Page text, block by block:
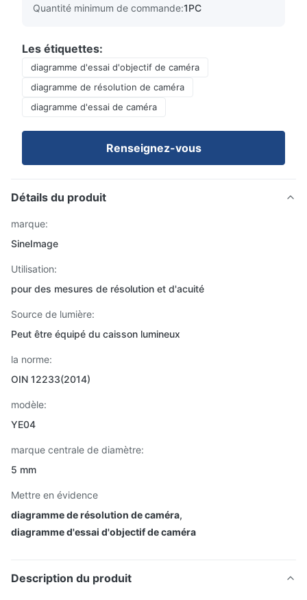
Quantité minimum de commande:1PC
Les étiquettes:
diagramme d'essai d'objectif de caméra
diagramme de résolution de caméra
diagramme d'essai de caméra
Renseignez-vous
Détails du produit
marque:
SineImage
Utilisation:
pour des mesures de résolution et d'acuité
Source de lumière:
Peut être équipé du caisson lumineux
la norme:
OIN 12233(2014)
modèle:
YE04
marque centrale de diamètre:
5 mm
Mettre en évidence
diagramme de résolution de caméra,
diagramme d'essai d'objectif de caméra
Description du produit